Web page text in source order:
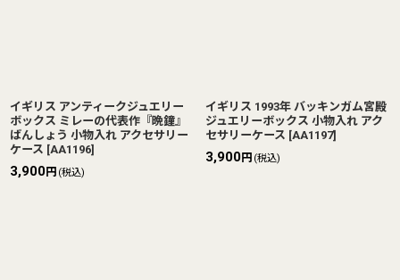
イギリス アンティークジュエリー
ボックス ミレーの代表作『晩鐘』
ばんしょう 小物入れ アクセサリー
ケース [AA1196]
3,900円 (税込)
イギリス 1993年 バッキンガム宮殿
ジュエリーボックス 小物入れ アク
セサリーケース [AA1197]
3,900円 (税込)